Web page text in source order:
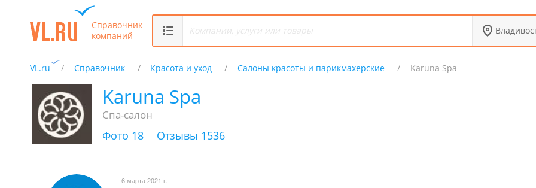
Справочник
компаний
VL.ru Справочник Красота и уход Салоны красоты и парикмахерские Karuna Spa
Karuna Spa
Спа-салон
Фото 18 Отзывы 1536
6 марта 2021 г.